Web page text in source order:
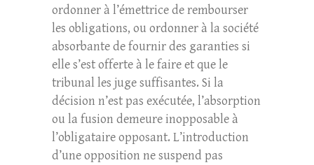
ordonner à l’émettrice de rembourser
les obligations, ou ordonner à la société
absorbante de fournir des garanties si
elle s’est offerte à le faire et que le
tribunal les juge suffisantes. Si la
décision n’est pas exécutée, l’absorption
ou la fusion demeure inopposable à
l’obligataire opposant. L’introduction
d’une opposition ne suspend pas